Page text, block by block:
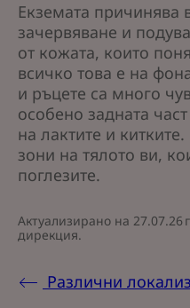
Екземата причинява
зачервяване и
от кожата, които
всичко това е на
и ръцете са много
особено задната
на лактите и
зони на тялото ви,
поглезите.
Актуализирано на 27.07.26
дирекция.
Различни